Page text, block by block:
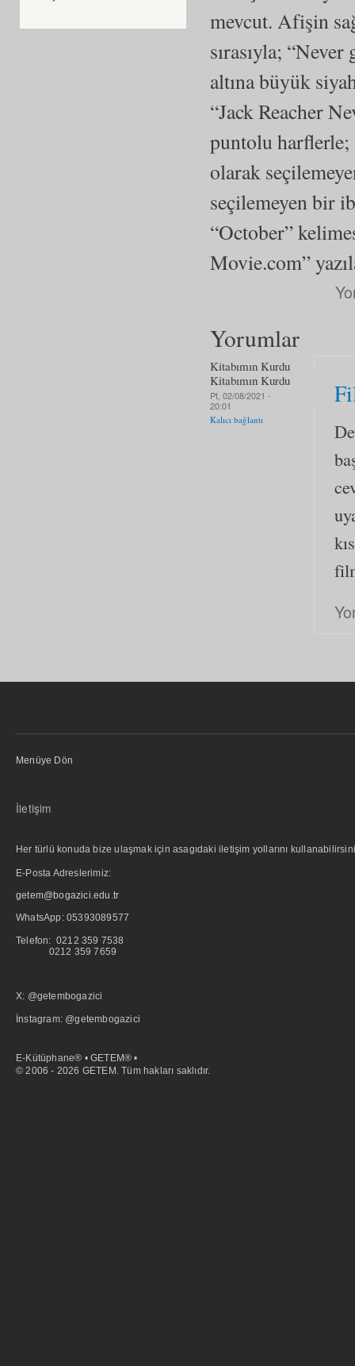
mevcut. Afişin
sırasıyla;
altına büyük
“Jack Reacher
puntolu harflerle;
olarak
seçilemeyen bir
“October”
Movie.com”
Yorumlar
Kitabımın Kurdu
Kitabımın Kurdu
Pt, 02/08/2021 -
20:01
Kalıcı bağlantı
Menüye Dön
İletişim
Her türlü konuda bize ulaşmak için asagıdaki iletişim yollarını
E-Posta Adreslerimiz:
getem@bogazici.edu.tr
WhatsApp: 05393089577
Telefon: 0212 359 7538
0212 359 7659
X: @getembogazici
İnstagram: @getembogazici
E-Kütüphane® • GETEM® •
© 2006 - 2026 GETEM. Tüm hakları saklıdır.